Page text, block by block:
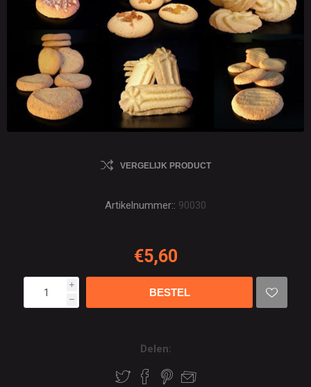
VERGELIJK PRODUCT
Artikelnummer:: 90030
€5,60
i
h
Delen: